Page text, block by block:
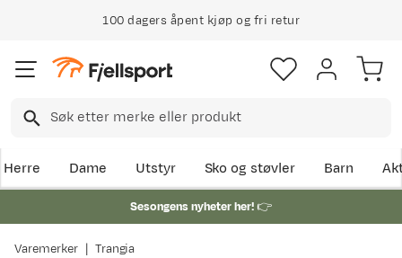
100 dagers åpent kjøp og fri retur
Herre Dame Utstyr Sko og støvler Barn
Sesongens nyheter her!👉
Varemerker Trangia